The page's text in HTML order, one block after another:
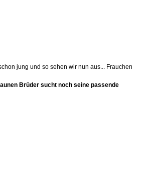
jung und so sehen wir nun aus... Frauchen
Brüder sucht noch seine passende